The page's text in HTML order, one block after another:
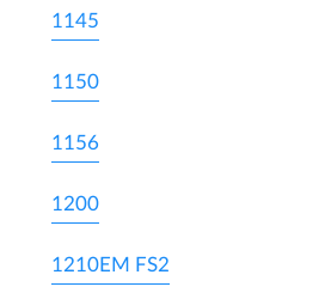
1145
1150
1156
1200
1210EM FS2